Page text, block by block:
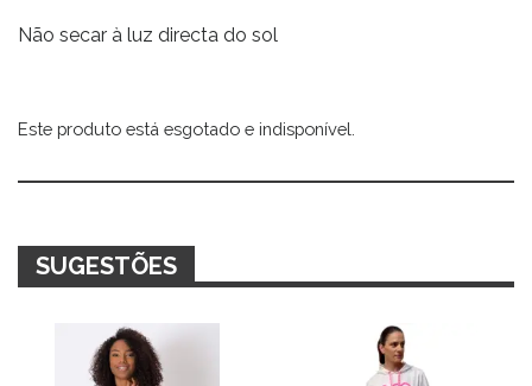
Não secar à luz directa do sol
Este produto está esgotado e indisponível.
Alternative:
SUGESTÕES